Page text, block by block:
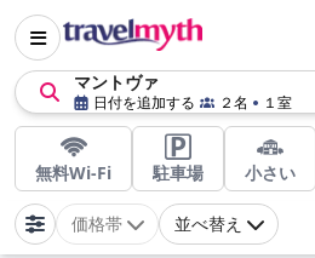
マントヴァ
日付を追加する ２名 １室
無料Wi-Fi 駐車場 小さい
価格帯 並べ替え